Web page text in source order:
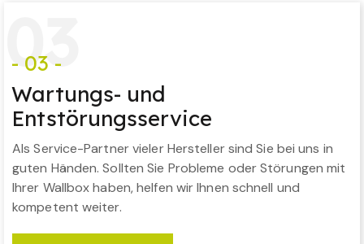
03
- 03 -
Wartungs- und
Entstörungsservice
Als Service-Partner vieler Hersteller sind Sie bei uns in
guten Händen. Sollten Sie Probleme oder Störungen mit
Ihrer Wallbox haben, helfen wir Ihnen schnell und
kompetent weiter.